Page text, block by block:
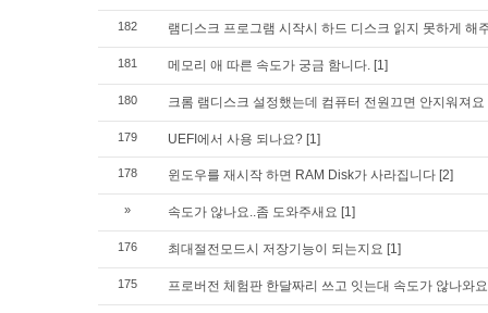
182 램디스크 프로그램 시작시 하드 디스크 읽지 못하게 해
181 메모리 애 따른 속도가 궁금 함니다. [1]
180 크롬 램디스크 설정했는데 컴퓨터 전원끄면 안지워져요
179 UEFI에서 사용 되나요? [1]
178 윈도우를 재시작 하면 RAM Disk가 사라집니다 [2]
» 속도가 않나요..좀 도와주새요 [1]
176 최대절전모드시 저장기능이 되는지요 [1]
175 프로버전 체험판 한달짜리 쓰고 잇는대 속도가 않나와요